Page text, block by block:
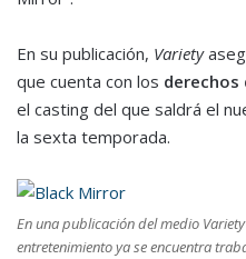
En su publicación, Variety
que cuenta con los derechos
el casting del que saldrá el
la sexta temporada.
En una publicación del medio
entretenimiento ya se encuentra